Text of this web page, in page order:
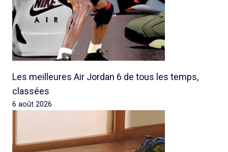
Les meilleures Air Jordan 6 de tous les temps,
classées
6 août 2026